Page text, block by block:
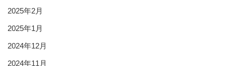
2025年2月
2025年1月
2024年12月
2024年11月